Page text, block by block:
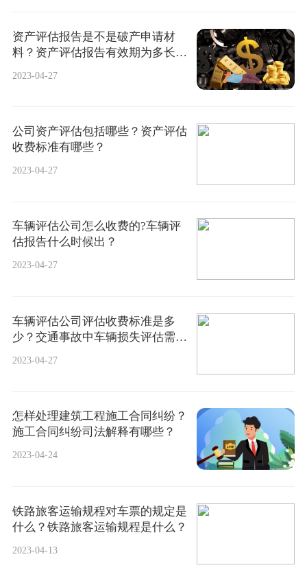
资产评估报告是不是破产申请材
料？资产评估报告有效期为多长时
2023-04-27
公司资产评估包括哪些？资产评估
收费标准有哪些？
2023-04-27
车辆评估公司怎么收费的?车辆评
估报告什么时候出？
2023-04-27
车辆评估公司评估收费标准是多
少？交通事故中车辆损失评估需要
2023-04-27
怎样处理建筑工程施工合同纠纷？
施工合同纠纷司法解释有哪些？
2023-04-24
铁路旅客运输规程对车票的规定是
什么？铁路旅客运输规程是什么？
2023-04-13